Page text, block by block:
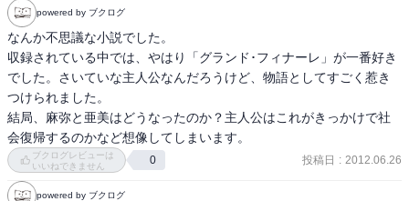
powered by ブクログ
なんか不思議な小説でした。
収録されている中では、やはり「グランド･フィナーレ」が一番好き
でした。さいていな主人公なんだろうけど、物語としてすごく惹き
つけられました。
結局、麻弥と亜美はどうなったのか？主人公はこれがきっかけで社
会復帰するのかなど想像してしまいます。
ブクログレビューは
いいねできません
0 投稿日 : 2012.06.26
powered by ブクログ